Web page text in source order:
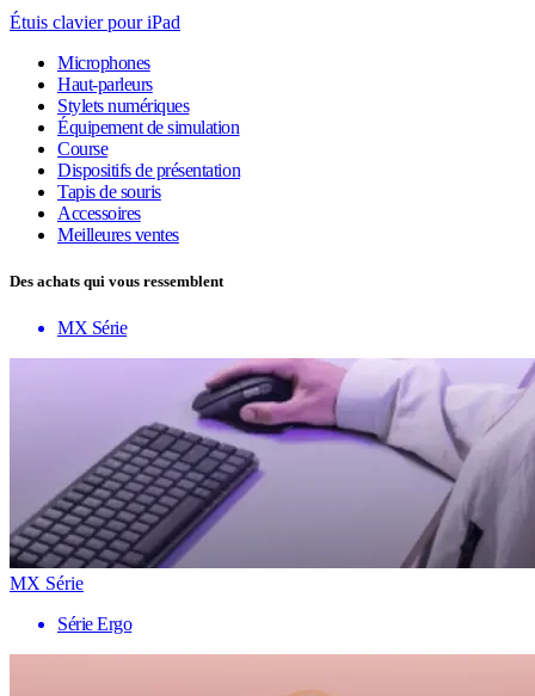
Étuis clavier pour iPad
Microphones
Haut-parleurs
Stylets numériques
Équipement de simulation
Course
Dispositifs de présentation
Tapis de souris
Accessoires
Meilleures ventes
Des achats qui vous ressemblent
MX Série
MX Série
Série Ergo